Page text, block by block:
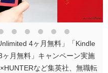
4ヶ月無料」「Kindle
月無料」キャンペーン実施
など集英社、無職転